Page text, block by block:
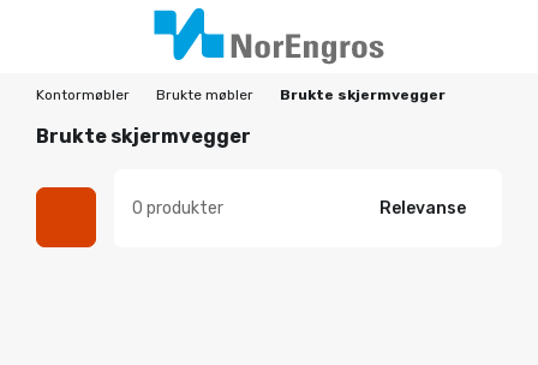
Kontormøbler Brukte møbler Brukte skjermvegger
Brukte skjermvegger
0 produkter Relevanse